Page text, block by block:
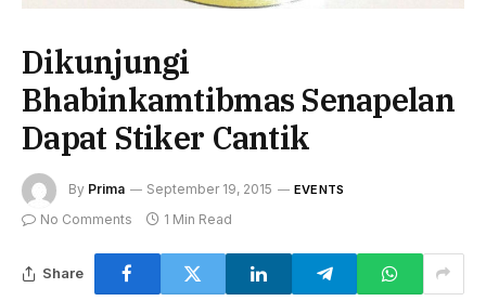
Dikunjungi
Bhabinkamtibmas Senapelan
Dapat Stiker Cantik
By Prima September 19, 2015 EVENTS
No Comments 1 Min Read
Share